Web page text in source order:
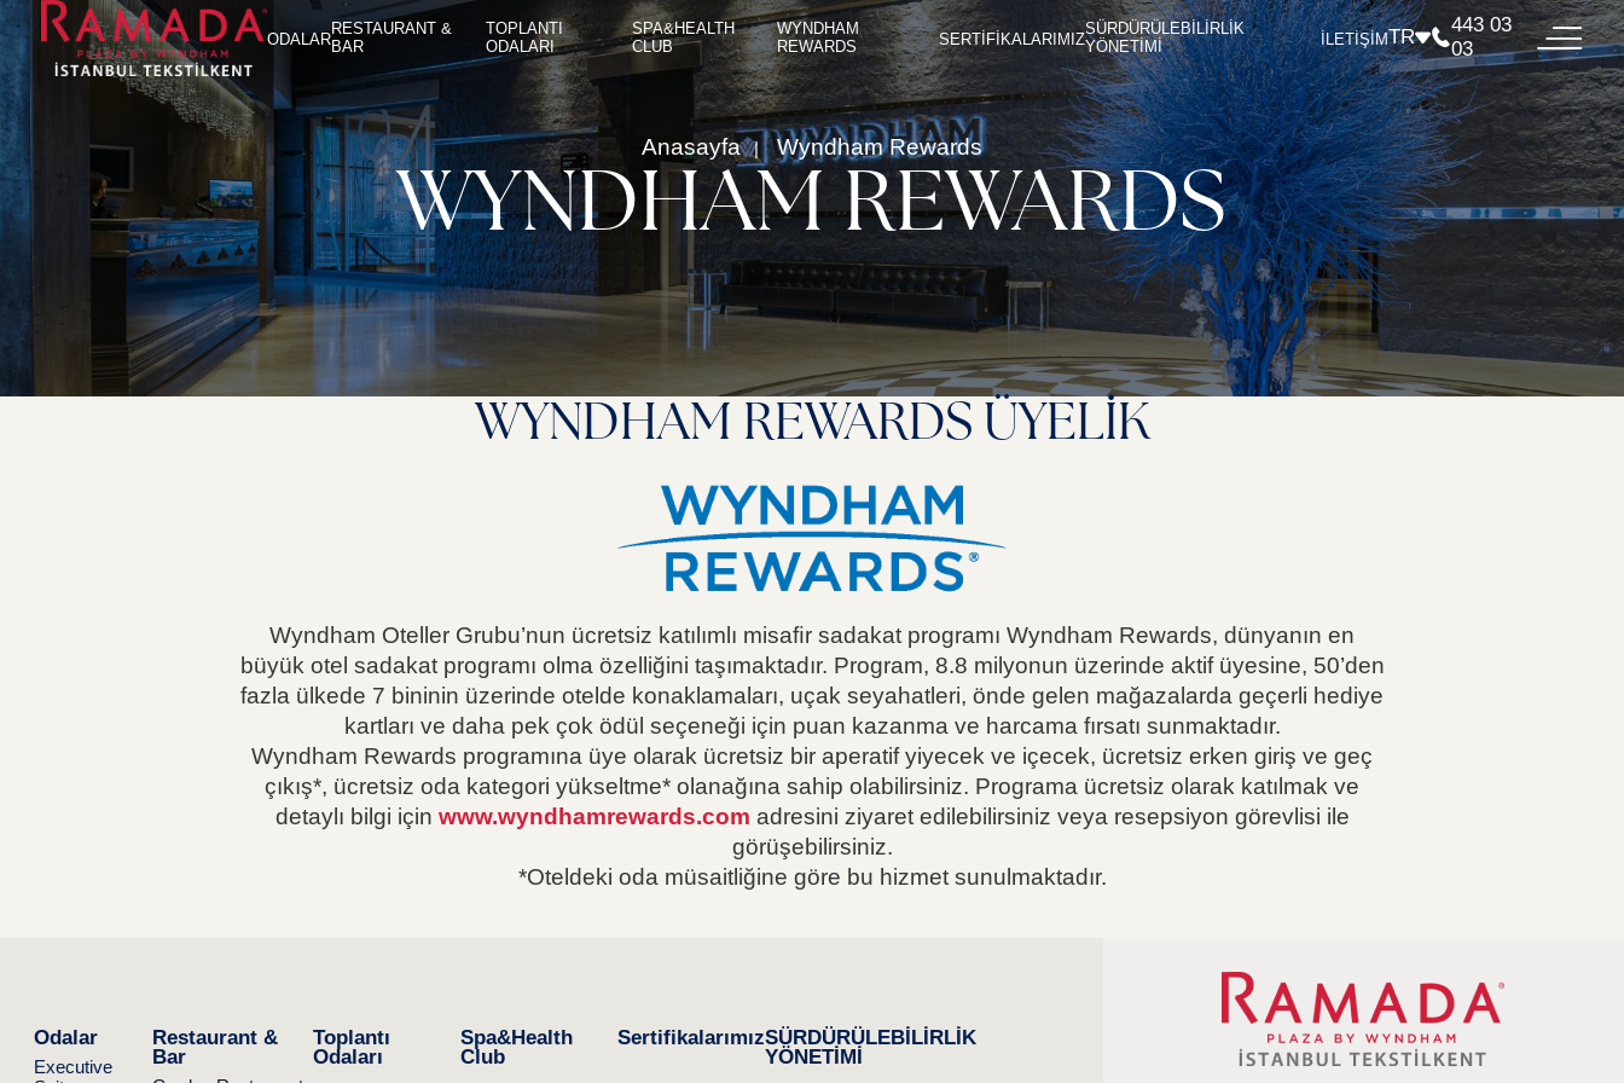
ODALAR
RESTAURANT &
BAR
TOPLANTI
ODALARI
SPA&HEALTH
CLUB
WYNDHAM
REWARDS
SERTİFİKALARIMIZ
SÜRDÜRÜLEBİLİRLİK
YÖNETİMİ
İLETİŞİMTR
443 03
03
ODALAR
RESTAURANT & BAR
TOPLANTI ODALARI
SPA&HEALTH CLUB
WYNDHAM REWARDS
SERTİFİKALARIMIZ
SÜRDÜRÜLEBİLİRLİK YÖNETİMİ
İLETİŞİM
Anasayfa Wyndham Rewards
WYNDHAM REWARDS
WYNDHAM REWARDS ÜYELİK
Wyndham Oteller Grubu’nun ücretsiz katılımlı misaﬁr sadakat programı Wyndham Rewards, dünyanın en
büyük otel sadakat programı olma özelliğini taşımaktadır. Program, 8.8 milyonun üzerinde aktif üyesine, 50’den
fazla ülkede 7 bininin üzerinde otelde konaklamaları, uçak seyahatleri, önde gelen mağazalarda geçerli hediye
kartları ve daha pek çok ödül seçeneği için puan kazanma ve harcama fırsatı sunmaktadır.
Wyndham Rewards programına üye olarak ücretsiz bir aperatif yiyecek ve içecek, ücretsiz erken giriş ve geç
çıkış*, ücretsiz oda kategori yükseltme* olanağına sahip olabilirsiniz. Programa ücretsiz olarak katılmak ve
detaylı bilgi için www.wyndhamrewards.com adresini ziyaret edilebilirsiniz veya resepsiyon görevlisi ile
görüşebilirsiniz.
*Oteldeki oda müsaitliğine göre bu hizmet sunulmaktadır.
Odalar
Executive
Restaurant &
Bar
Toplantı
Odaları
Spa&Health
Club
SertifikalarımızSÜRDÜRÜLEBİLİRLİK
YÖNETİMİ